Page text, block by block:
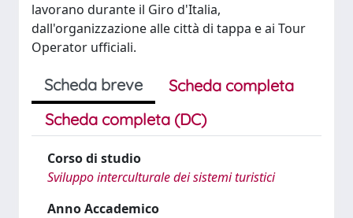
lavorano durante il Giro d'Italia,
dall'organizzazione alle città di tappa e ai Tour
Operator ufficiali.
Scheda breve
Scheda completa
Scheda completa (DC)
Corso di studio
Sviluppo interculturale dei sistemi turistici
Anno Accademico